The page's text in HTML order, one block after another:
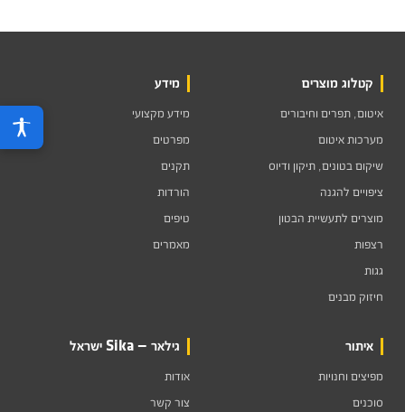
קטלוג מוצרים
איטום, תפרים וחיבורים
מערכות איטום
שיקום בטונים, תיקון ודיוס
ציפויים להגנה
מוצרים לתעשיית הבטון
רצפות
גגות
חיזוק מבנים
מידע
מידע מקצועי
מפרטים
תקנים
הורדות
טיפים
מאמרים
איתור
מפיצים וחנויות
סוכנים
גילאר — Sika ישראל
אודות
צור קשר